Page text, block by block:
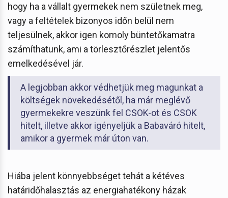
hogy ha a vállalt gyermekek nem születnek meg,
vagy a feltételek bizonyos időn belül nem
teljesülnek, akkor igen komoly büntetőkamatra
számíthatunk, ami a törlesztőrészlet jelentős
emelkedésével jár.
A legjobban akkor védhetjük meg magunkat a
költségek növekedésétől, ha már meglévő
gyermekekre veszünk fel CSOK-ot és CSOK
hitelt, illetve akkor igényeljük a Babaváró hitelt,
amikor a gyermek már úton van.
Hiába jelent könnyebbséget tehát a kétéves
határidőhalasztás az energiahatékony házak